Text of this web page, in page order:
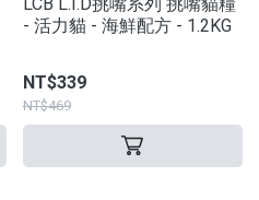
- 活力貓 - 海鮮配方 - 1.2KG
NT$339
NT$469